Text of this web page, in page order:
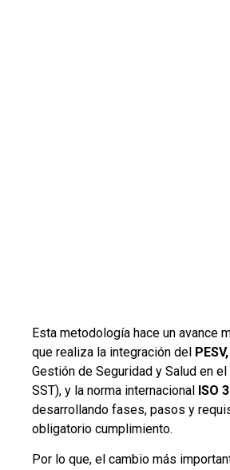
Esta metodología hace un avance
que realiza la integración del PESV,
Gestión de Seguridad y Salud en el
SST), y la norma internacional ISO
desarrollando fases, pasos y
obligatorio cumplimiento.
Por lo que, el cambio más